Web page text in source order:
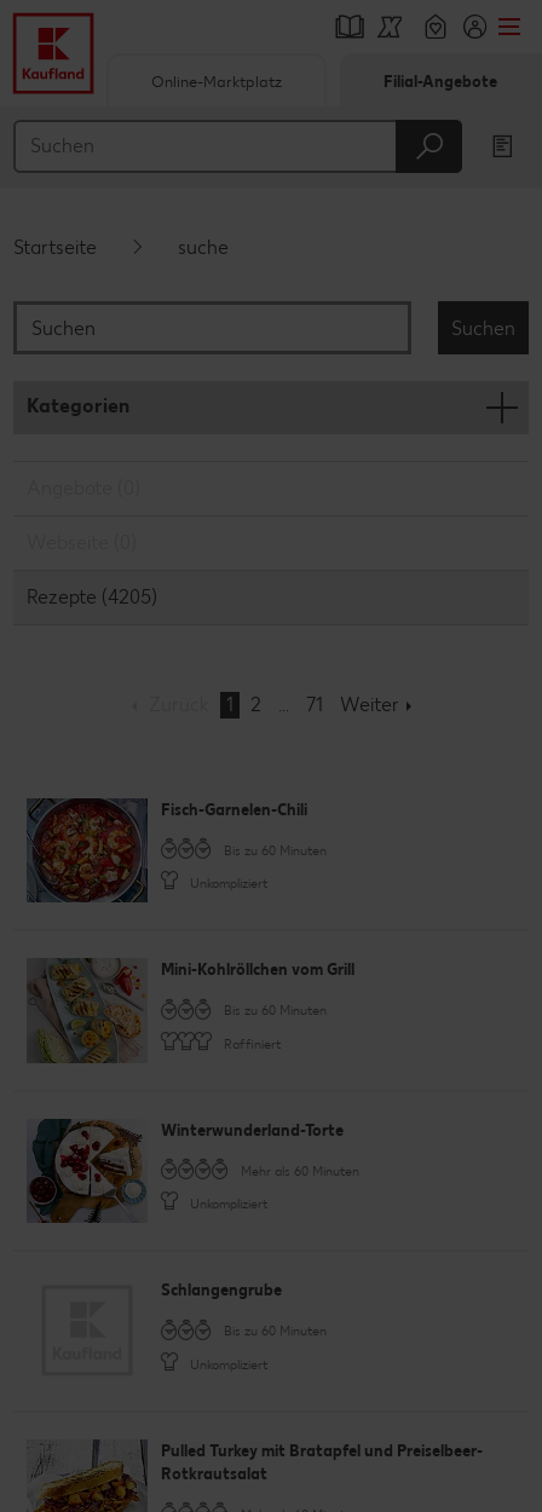
Hauptinhalt
Online-Marktplatz Filial-Angebote
Startseite suche
Suchen Suchen
Kategorien
Rezepte (4205)
1 2 71 Weiter
Fisch-Garnelen-Chili
Bis zu 60 Minuten
Unkompliziert
Mini-Kohlröllchen vom Grill
Bis zu 60 Minuten
Raffiniert
Winterwunderland-Torte
Mehr als 60 Minuten
Unkompliziert
Schlangengrube
Bis zu 60 Minuten
Unkompliziert
Pulled Turkey mit Bratapfel und Preiselbeer-
Rotkrautsalat